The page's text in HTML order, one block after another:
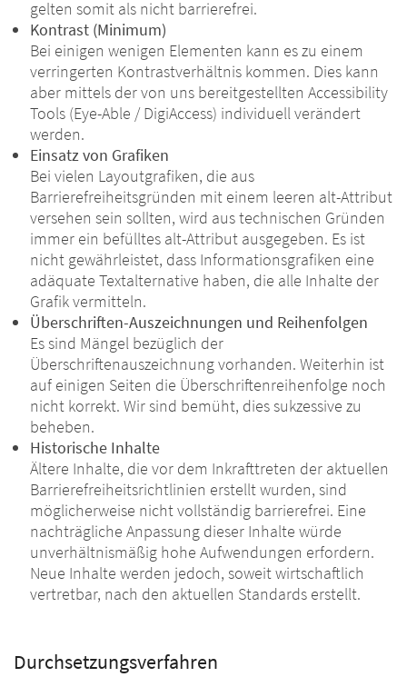
gelten somit als nicht barrierefrei.
Kontrast (Minimum)
Bei einigen wenigen Elementen kann es zu einem
verringerten Kontrastverhältnis kommen. Dies kann
aber mittels der von uns bereitgestellten Accessibility
Tools (Eye-Able / DigiAccess) individuell verändert
werden.
Einsatz von Grafiken
Bei vielen Layoutgrafiken, die aus
Barrierefreiheitsgründen mit einem leeren alt-Attribut
versehen sein sollten, wird aus technischen Gründen
immer ein befülltes alt-Attribut ausgegeben. Es ist
nicht gewährleistet, dass Informationsgrafiken eine
adäquate Textalternative haben, die alle Inhalte der
Grafik vermitteln.
Überschriften-Auszeichnungen und Reihenfolgen
Es sind Mängel bezüglich der
Überschriftenauszeichnung vorhanden. Weiterhin ist
auf einigen Seiten die Überschriftenreihenfolge noch
nicht korrekt. Wir sind bemüht, dies sukzessive zu
beheben.
Historische Inhalte
Ältere Inhalte, die vor dem Inkrafttreten der aktuellen
Barrierefreiheitsrichtlinien erstellt wurden, sind
möglicherweise nicht vollständig barrierefrei. Eine
nachträgliche Anpassung dieser Inhalte würde
unverhältnismäßig hohe Aufwendungen erfordern.
Neue Inhalte werden jedoch, soweit wirtschaftlich
vertretbar, nach den aktuellen Standards erstellt.
Durchsetzungsverfahren